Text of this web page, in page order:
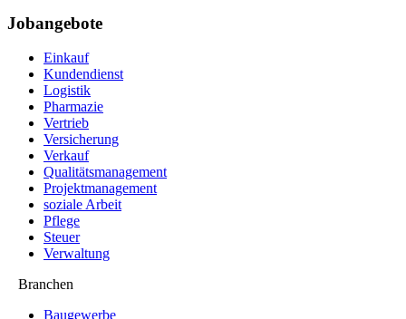
Jobangebote
Einkauf
Kundendienst
Logistik
Pharmazie
Vertrieb
Versicherung
Verkauf
Qualitätsmanagement
Projektmanagement
soziale Arbeit
Pflege
Steuer
Verwaltung
Branchen
Baugewerbe